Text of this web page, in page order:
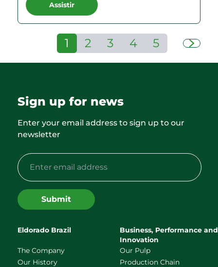
Assistir
1 2 3 4 5
Sign up for news
Enter your email address to sign up to our
newsletter
Submit
Eldorado Brazil
The Company
Our History
Business, Performance and
Innovation
Our Pulp
Production Chain